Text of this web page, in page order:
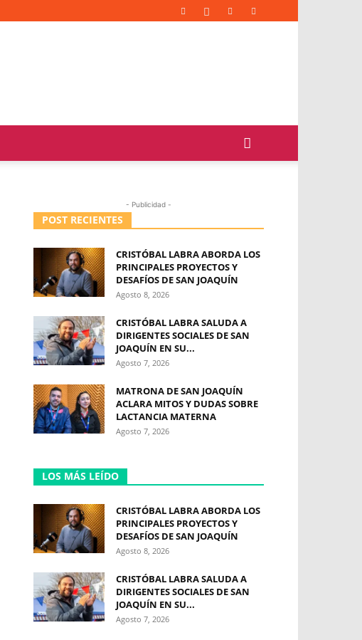
- Publicidad -
POST RECIENTES
CRISTÓBAL LABRA ABORDA LOS
PRINCIPALES PROYECTOS Y
DESAFÍOS DE SAN JOAQUÍN
Agosto 8, 2026
CRISTÓBAL LABRA SALUDA A
DIRIGENTES SOCIALES DE SAN
JOAQUÍN EN SU...
Agosto 7, 2026
MATRONA DE SAN JOAQUÍN
ACLARA MITOS Y DUDAS SOBRE
LACTANCIA MATERNA
Agosto 7, 2026
LOS MÁS LEÍDO
CRISTÓBAL LABRA ABORDA LOS
PRINCIPALES PROYECTOS Y
DESAFÍOS DE SAN JOAQUÍN
Agosto 8, 2026
CRISTÓBAL LABRA SALUDA A
DIRIGENTES SOCIALES DE SAN
JOAQUÍN EN SU...
Agosto 7, 2026